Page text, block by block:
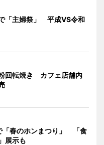
「主婦祭」 平成VS令和
回転焼き カフェ店舗内
「春のホンまつり」 「食
展示も